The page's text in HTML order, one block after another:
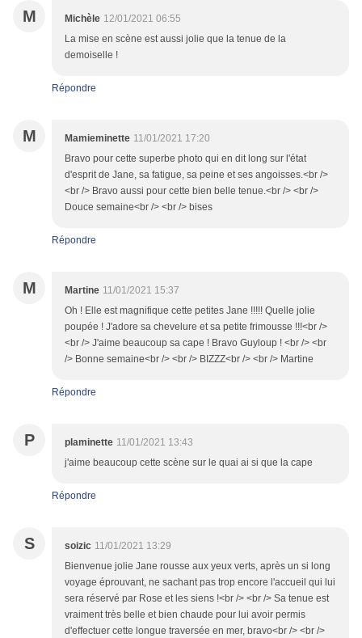
M Michèle 12/01/2021 06:55
La mise en scène est aussi jolie que la tenue de la
demoiselle !
Répondre
M Mamieminette 11/01/2021 17:20
Bravo pour cette superbe photo qui en dit long sur l'état
d'esprit de Jane, sa fatigue, sa peine et ses angoisses.<br />
<br /> Bravo aussi pour cette bien belle tenue.<br /> <br />
Douce semaine<br /> <br /> bises
Répondre
M Martine 11/01/2021 15:37
Oh ! Elle est magnifique cette petites Jane !!!!! Quelle jolie
poupée ! J'adore sa chevelure et sa petite frimousse !!!<br />
<br /> J'aime beaucoup sa cape ! Bravo Guyloup ! <br /> <br
/> Bonne semaine<br /> <br /> BIZZZ<br /> <br /> Martine
Répondre
P plaminette 11/01/2021 13:43
j'aime beaucoup cette scène sur le quai ai si que la cape
Répondre
S soizic 11/01/2021 13:29
Bienvenue jolie Jane rousse aux yeux verts, après un si long
voyage éprouvant, ne sachant pas trop encore l'accueil qui lui
sera réservé par Rose et les siens !<br /> <br /> Sa tenue est
vraiment très belle et bien chaude pour lui avoir permis
d'effectuer cette longue traversée en mer, bravo<br /> <br />